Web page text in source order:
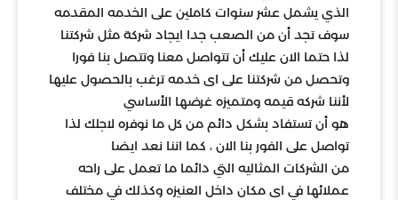
الذي يشمل عشر سنوات كاملين على الخدمه المقدمه
سوف تجد أن من الصعب جدا ايجاد شركة مثل شركتنا
لذا حتما الان عليك أن تتواصل معنا وتتصل بنا فورا
وتحصل من شركتنا على اى خدمه ترغب بالحصول عليها
لأننا شركه قيمه ومتميزه غرضها الأساسي
هو أن تستفاد بشكل دائم من كل ما نوفره لاجلك لذا
تواصل على الفور بنا الان ، كما اننا نعد ايضا
من الشركات المثاليه التي دائما ما تعمل على راحه
عملائها في اى مكان داخل العنيزه وكذلك في مختلف